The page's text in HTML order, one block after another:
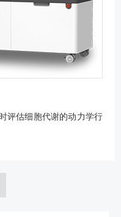
评估细胞代谢的动力学行